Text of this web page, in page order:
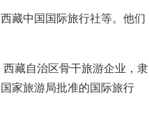
藏中国国际旅行社等。他们
藏自治区骨干旅游企业，隶
家旅游局批准的国际旅行